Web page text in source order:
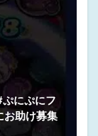
にぷにフ
お助け募集